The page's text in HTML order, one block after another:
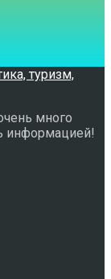
много
информацией!